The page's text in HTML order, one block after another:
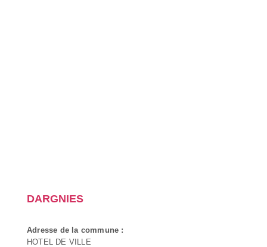
DARGNIES
Adresse de la commune :
HOTEL DE VILLE